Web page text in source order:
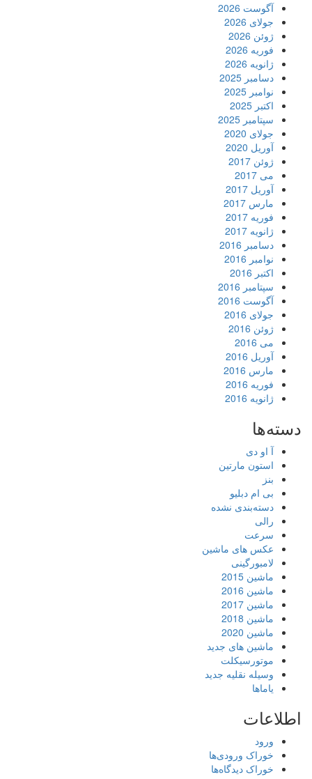
آگوست 2026
جولای 2026
ژوئن 2026
فوریه 2026
ژانویه 2026
دسامبر 2025
نوامبر 2025
اکتبر 2025
سپتامبر 2025
جولای 2020
آوریل 2020
ژوئن 2017
می 2017
آوریل 2017
مارس 2017
فوریه 2017
ژانویه 2017
دسامبر 2016
نوامبر 2016
اکتبر 2016
سپتامبر 2016
آگوست 2016
جولای 2016
ژوئن 2016
می 2016
آوریل 2016
مارس 2016
فوریه 2016
ژانویه 2016
دسته‌ها
آ او دی
استون مارتین
بنز
بی ام دبلیو
دسته‌بندی نشده
رالی
سرعت
عکس های ماشین
لامبورگینی
ماشین 2015
ماشین 2016
ماشین 2017
ماشین 2018
ماشین 2020
ماشین های جدید
موتورسیکلت
وسیله نقلیه جدید
یاماها
اطلاعات
ورود
خوراک ورودی‌ها
خوراک دیدگاه‌ها